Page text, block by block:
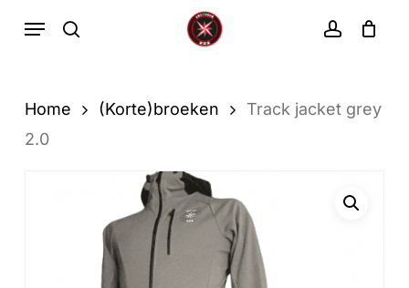
hoofdinhoud
zoekopdracht
Menu
Winkelwagen
Home (Korte)broeken
Track jacket grey
2.0